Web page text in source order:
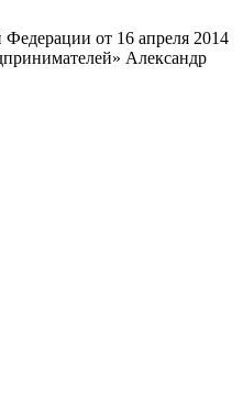
от 16 апреля 2014
Александр